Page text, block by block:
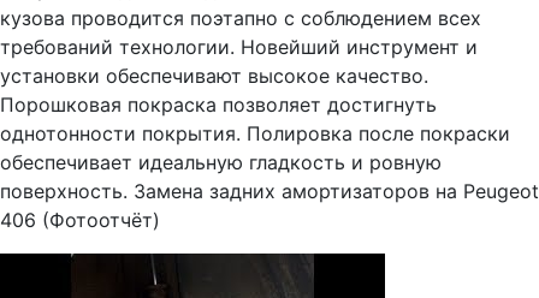
кузова проводится поэтапно с соблюдением всех
требований технологии. Новейший инструмент и
установки обеспечивают высокое качество.
Порошковая покраска позволяет достигнуть
однотонности покрытия. Полировка после покраски
обеспечивает идеальную гладкость и ровную
поверхность. Замена задних амортизаторов на Peugeot
406 (Фотоотчёт)